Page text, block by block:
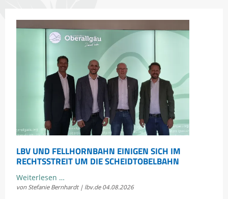
LBV UND FELLHORNBAHN EINIGEN SICH IM
RECHTSSTREIT UM DIE SCHEIDTOBELBAHN
Weiterlesen …LBV
und
von Stefanie Bernhardt | lbv.de 04.08.2026